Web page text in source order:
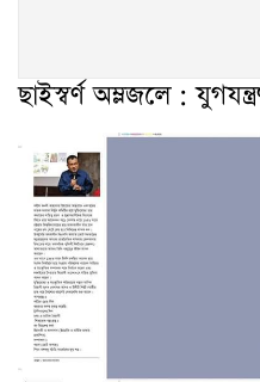
ছাইস্বর্ণ অম্লজলে :